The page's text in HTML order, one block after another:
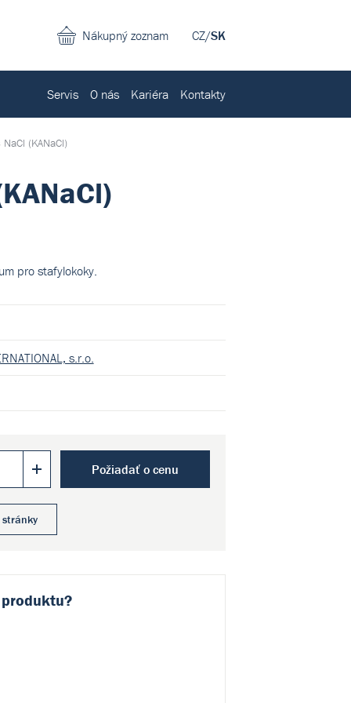
CZ/SK
Nákupný zoznam
Servis O nás Kariéra Kontakty
(KANaCl)
pro stafylokoky.
s.r.o.
Požiadať o cenu
stránky